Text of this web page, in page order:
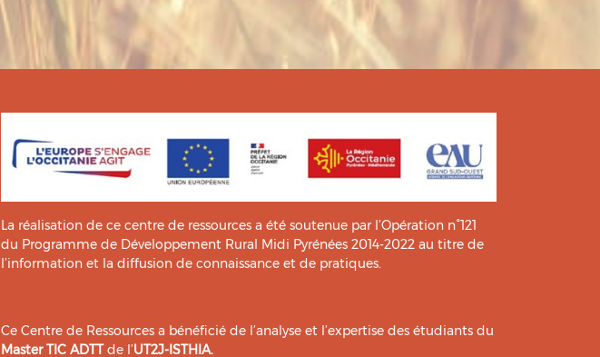
La réalisation de ce centre de ressources a été soutenue par l’Opération n°121
du Programme de Développement Rural Midi Pyrénées 2014-2022 au titre de
l’information et la diffusion de connaissance et de pratiques.
Ce Centre de Ressources a bénéficié de l’analyse et l’expertise des étudiants du
Master TIC ADTTde l’UT2J-ISTHIA.